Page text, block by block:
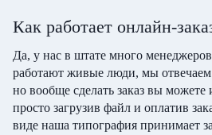
Как работает онлайн-
Да, у нас в штате много
работают живые люди, мы отвечаем
но вообще сделать заказ вы можете
просто загрузив файл и оплатив
виде наша типография принимает